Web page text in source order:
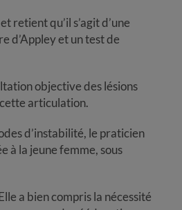
retient qu’il s’agit d’une
d’Appley et un test de
objective des lésions
articulation.
d’instabilité, le praticien
à la jeune femme, sous
a bien compris la nécessité